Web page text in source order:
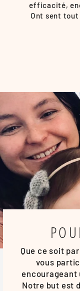
efficacité,
Ont sent
Que ce soit
vous
Notre but est